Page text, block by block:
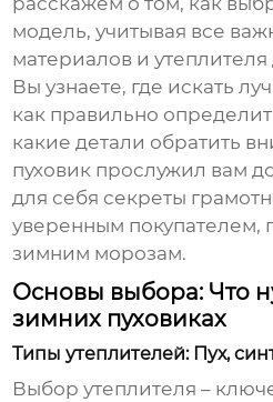
модель, учитывая все
материалов и
Вы узнаете, где искать
как правильно
какие детали обратить
пуховик прослужил вам
для себя секреты
уверенным покупателем,
зимним морозам.
Основы выбора: Что
зимних пуховиках
Типы утеплителей: Пух,
Выбор утеплителя –